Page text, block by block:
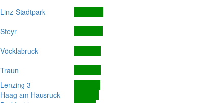
Linz-Stadtpark
Steyr
Vöcklabruck
Traun
Lenzing 3
Haag am Hausruck